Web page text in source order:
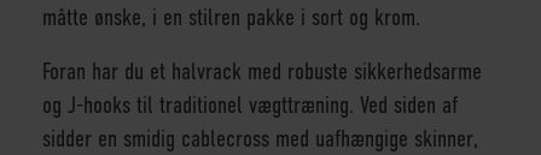
måtte ønske, i en stilren pakke i sort og krom.
Foran har du et halvrack med robuste sikkerhedsarme
og J-hooks til traditionel vægttræning. Ved siden af
sidder en smidig cablecross med uafhængige skinner,